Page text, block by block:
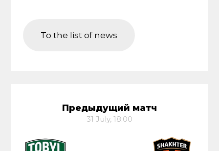
To the list of news
Предыдущий матч
31 July, 18:00